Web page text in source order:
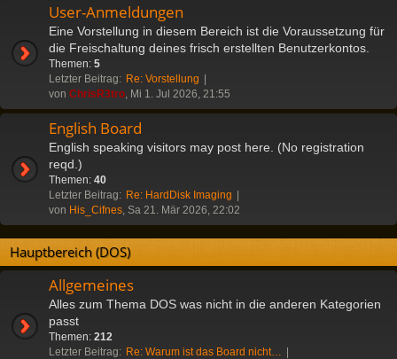
User-Anmeldungen
Eine Vorstellung in diesem Bereich ist die Voraussetzung für
die Freischaltung deines frisch erstellten Benutzerkontos.
Themen: 5
Letzter Beitrag: Re: Vorstellung
von ChrisR3tro, Mi 1. Jul 2026, 21:55
English Board
English speaking visitors may post here. (No registration
reqd.)
Themen: 40
Letzter Beitrag: Re: HardDisk Imaging
von His_Cifnes, Sa 21. Mär 2026, 22:02
Hauptbereich (DOS)
Allgemeines
Alles zum Thema DOS was nicht in die anderen Kategorien
passt
Themen: 212
Letzter Beitrag: Re: Warum ist das Board nicht…